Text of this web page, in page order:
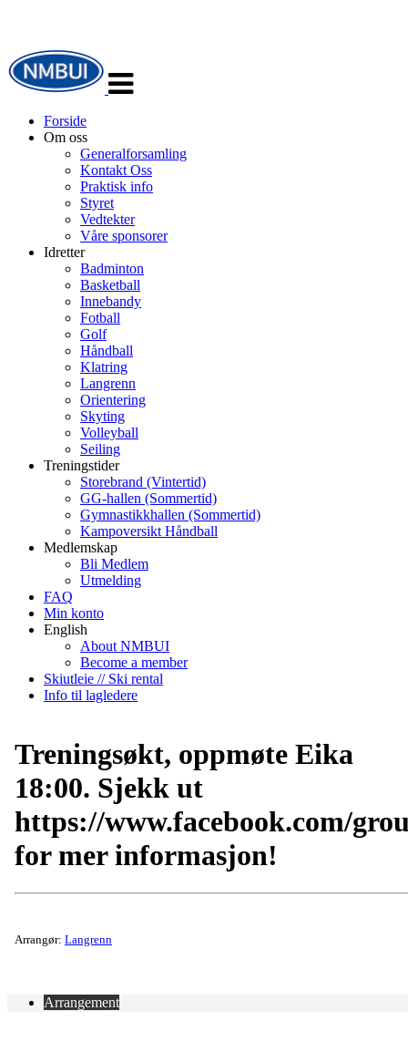
navigasjon
Forside
Om oss
Generalforsamling
Kontakt Oss
Praktisk info
Styret
Vedtekter
Våre sponsorer
Idretter
Badminton
Basketball
Innebandy
Fotball
Golf
Håndball
Klatring
Langrenn
Orientering
Skyting
Volleyball
Seiling
Treningstider
Storebrand (Vintertid)
GG-hallen (Sommertid)
Gymnastikkhallen (Sommertid)
Kampoversikt Håndball
Medlemskap
Bli Medlem
Utmelding
FAQ
Min konto
English
About NMBUI
Become a member
Skiutleie // Ski rental
Info til lagledere
Treningsøkt, oppmøte Eika
18:00. Sjekk ut
https://www.facebook.com/
for mer informasjon!
Arrangør: Langrenn
Arrangement